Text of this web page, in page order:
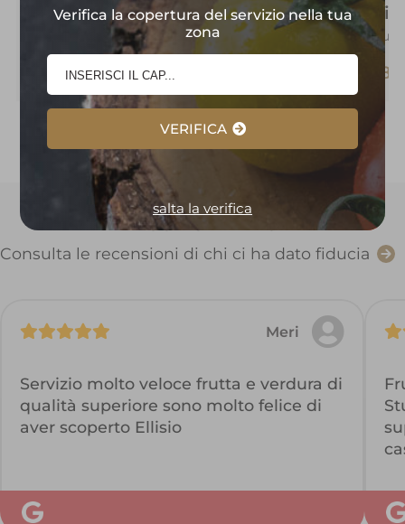
Limone Buccia Edibile
€ 5,20/2 Pezzi
Sud
€ 1,80
Dicono Di Noi
Consulta le recensioni di chi ci ha dato fiducia
Meri
Servizio molto veloce frutta e verdura di
qualità superiore sono molto felice di
aver scoperto Ellisio
Verifica la copertura del servizio nella tua
zona
VERIFICA
salta la verifica